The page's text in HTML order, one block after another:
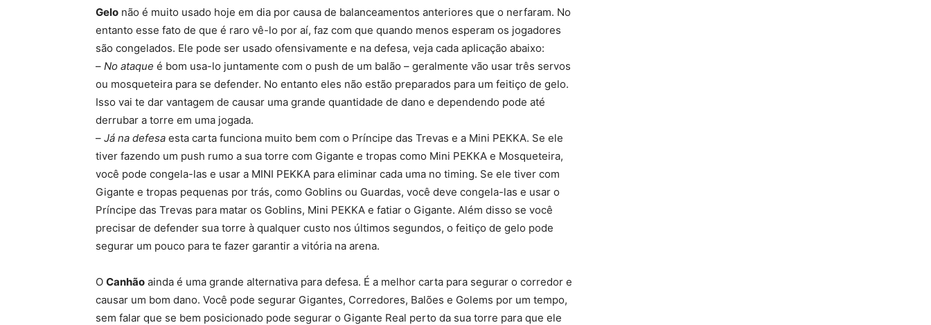
Gelo não é muito usado hoje em dia por causa de balanceamentos anteriores que o nerfaram. No
entanto esse fato de que é raro vê-lo por aí, faz com que quando menos esperam os jogadores
são congelados. Ele pode ser usado ofensivamente e na defesa, veja cada aplicação abaixo:
– No ataque é bom usa-lo juntamente com o push de um balão – geralmente vão usar três servos
ou mosqueteira para se defender. No entanto eles não estão preparados para um feitiço de gelo.
Isso vai te dar vantagem de causar uma grande quantidade de dano e dependendo pode até
derrubar a torre em uma jogada.
– Já na defesa esta carta funciona muito bem com o Príncipe das Trevas e a Mini PEKKA. Se ele
tiver fazendo um push rumo a sua torre com Gigante e tropas como Mini PEKKA e Mosqueteira,
você pode congela-las e usar a MINI PEKKA para eliminar cada uma no timing. Se ele tiver com
Gigante e tropas pequenas por trás, como Goblins ou Guardas, você deve congela-las e usar o
Príncipe das Trevas para matar os Goblins, Mini PEKKA e fatiar o Gigante. Além disso se você
precisar de defender sua torre à qualquer custo nos últimos segundos, o feitiço de gelo pode
segurar um pouco para te fazer garantir a vitória na arena.
O Canhão ainda é uma grande alternativa para defesa. É a melhor carta para segurar o corredor e
causar um bom dano. Você pode segurar Gigantes, Corredores, Balões e Golems por um tempo,
sem falar que se bem posicionado pode segurar o Gigante Real perto da sua torre para que ele